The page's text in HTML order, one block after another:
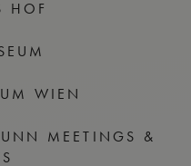
HOF
WIEN
MEETINGS &